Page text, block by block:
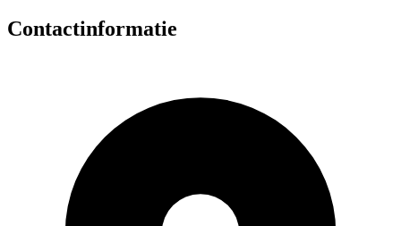
Contactinformatie